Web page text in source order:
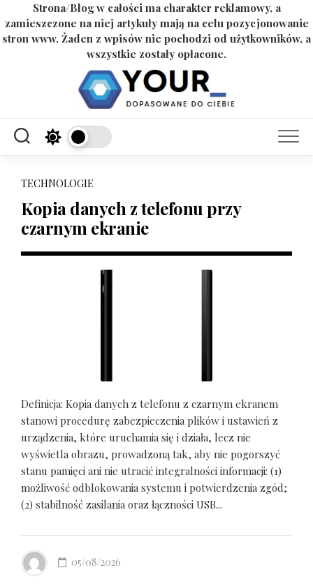
Strona/Blog w całości ma charakter reklamowy, a
zamieszczone na niej artykuły mają na celu pozycjonowanie
stron www. Żaden z wpisów nie pochodzi od użytkowników, a
wszystkie zostały opłacone.
TECHNOLOGIE
Kopia danych z telefonu przy
czarnym ekranie
Definicja: Kopia danych z telefonu z czarnym ekranem
stanowi procedurę zabezpieczenia plików i ustawień z
urządzenia, które uruchamia się i działa, lecz nie
wyświetla obrazu, prowadzoną tak, aby nie pogorszyć
stanu pamięci ani nie utracić integralności informacji: (1)
możliwość odblokowania systemu i potwierdzenia zgód;
(2) stabilność zasilania oraz łączności USB...
05/08/2026